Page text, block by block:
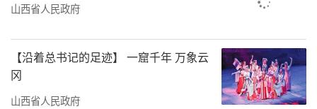
山西省人民政府
【沿着总书记的足迹】 一窟千年 万象云
冈
山西省人民政府